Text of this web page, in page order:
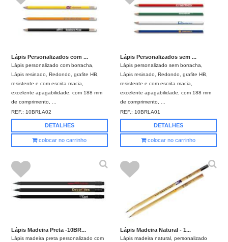
Lápis Personalizados com ...
Lápis personalizado com borracha,
Lápis resinado, Redondo, grafite HB,
resistente e com escrita macia,
excelente apagabilidade, com 188 mm
de comprimento, ...
REF.: 10BRLA02
DETALHES
colocar no carrinho
Lápis Personalizados sem ...
Lápis personalizado sem borracha,
Lápis resinado, Redondo, grafite HB,
resistente e com escrita macia,
excelente apagabilidade, com 188 mm
de comprimento, ...
REF.: 10BRLA01
DETALHES
colocar no carrinho
Lápis Madeira Preta -10BR...
Lápis madeira preta personalizado com
Lápis Madeira Natural - 1...
Lápis madeira natural, personalizado